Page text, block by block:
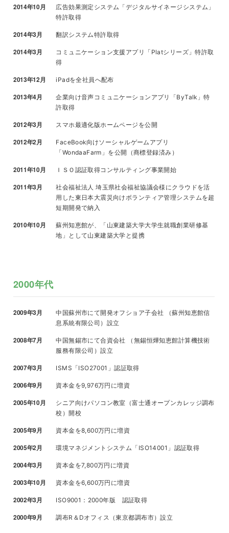
2014年10月
広告効果測定システム「デジタルサイネージシステム」
特許取得
2014年3月 翻訳システム特許取得
2014年3月
コミュニケーション支援アプリ「Platシリーズ」特許取
得
2013年12月 iPadを全社員へ配布
2013年4月
企業向け音声コミュニケーションアプリ「ByTalk」特
許取得
2012年3月 スマホ最適化版ホームページを公開
2012年2月
FaceBook向けソーシャルゲームアプリ
「WondaaFarm」を公開（商標登録済み）
2011年10月 ＩＳＯ認証取得コンサルティング事業開始
2011年3月
社会福祉法人 埼玉県社会福祉協議会様にクラウドを活
用した東日本大震災向けボランティア管理システムを超
短期開発で納入
2010年10月
蘇州知恵館が、「山東建築大学大学生就職創業研修基
地」として山東建築大学と提携
2000年代
2009年3月
中国蘇州市にて開発オフショア子会社 （蘇州知恵館信
息系統有限公司）設立
2008年7月
中国無錫市にて合資会社 （無錫恒燁知恵館計算機技術
服務有限公司）設立
2007年3月 ISMS「ISO27001」認証取得
2006年9月 資本金を9,976万円に増資
2005年10月
シニア向けパソコン教室（富士通オープンカレッジ調布
校）開校
2005年9月 資本金を8,600万円に増資
2005年2月 環境マネジメントシステム「ISO14001」認証取得
2004年3月 資本金を7,800万円に増資
2003年10月 資本金を6,600万円に増資
2002年3月 ISO9001：2000年版 認証取得
2000年9月 調布R＆Dオフィス（東京都調布市）設立